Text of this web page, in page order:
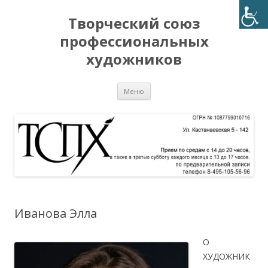
Творческий союз
профессиональных
художников
Меню
Иванова Элла
О
ХУДОЖНИК